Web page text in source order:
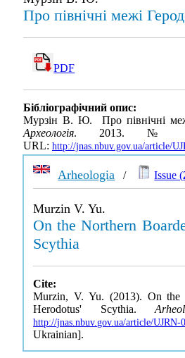
Про північні межі
PDF
Бібліографічний опис:
Мурзін В. Ю. Про північні
Археологія. 2013. №
URL: http://jnas.nbuv.gov.ua/article/
Arheologia / Issue (
Murzin V. Yu.
On the Northern
Scythia
Cite:
Murzin, V. Yu. (2013). On the
Herodotus' Scythia.
http://jnas.nbuv.gov.ua/article/UJRN-
Ukrainian].